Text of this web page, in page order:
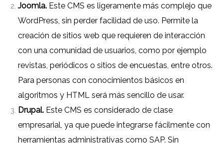
Joomla. Este CMS es ligeramente más complejo que
WordPress, sin perder facilidad de uso. Permite la
creación de sitios web que requieren de interacción
con una comunidad de usuarios, como por ejemplo
revistas, periódicos o sitios de encuestas, entre otros.
Para personas con conocimientos básicos en
algoritmos y HTML será más sencillo de usar.
Drupal. Este CMS es considerado de clase
empresarial, ya que puede integrarse fácilmente con
herramientas administrativas como SAP. Sin